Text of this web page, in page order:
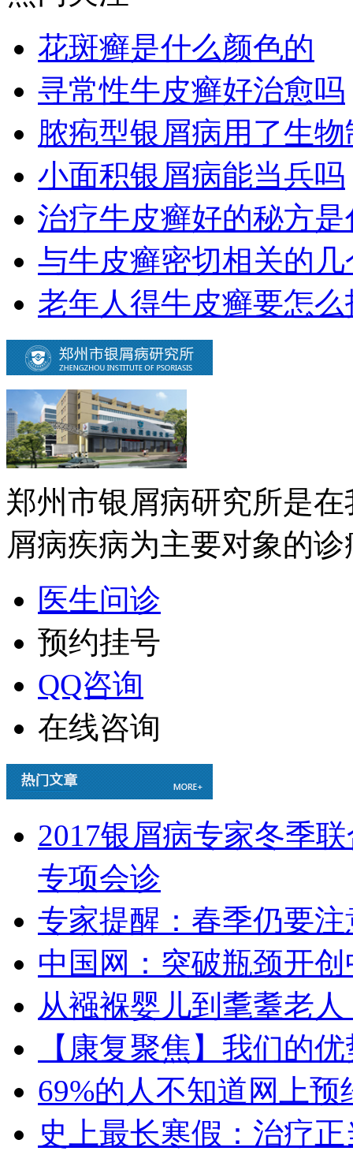
花斑癣是什么颜色的
寻常性牛皮癣好治愈吗
脓疱型银屑病用了生
小面积银屑病能当兵吗
治疗牛皮癣好的秘方是
与牛皮癣密切相关的
老年人得牛皮癣要怎
郑州市银屑病研究所是
屑病疾病为主要对象的
医生问诊
预约挂号
QQ咨询
在线咨询
2017银屑病专家冬季
专项会诊
专家提醒：春季仍要
中国网：突破瓶颈开
从襁褓婴儿到耄耋老
【康复聚焦】我们的
69%的人不知道网上
史上最长寒假：治疗